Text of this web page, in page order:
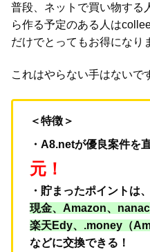
普段、ネットで買い物する
ら作る予定のある人は
だけでとってもお得になり
これはやらない手はないで
＜特徴＞
・A8.netが優良案件を
元！
・貯まったポイントは、
現金、Amazon、
楽天Edy、.money（
などに交換できる！